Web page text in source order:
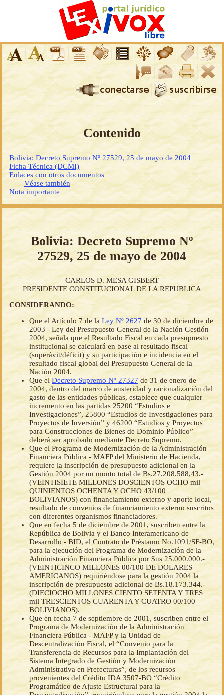
Contenido
Bolivia: Decreto Supremo Nº 27529, 25 de mayo de 2004
Ficha Técnica (DCMI)
Enlaces con otros documentos
Véase también
Nota importante
Bolivia: Decreto Supremo Nº
27529, 25 de mayo de 2004
CARLOS D. MESA GISBERT
PRESIDENTE CONSTITUCIONAL DE LA REPUBLICA
CONSIDERANDO:
Que el Artículo 7 de la Ley Nº 2627 de 30 de diciembre de
2003 - Ley del Presupuesto General de la Nación Gestión
2004, señala que el Resultado Fiscal en cada presupuesto
institucional se calculará en base al resultado fiscal
(superávit/déficit) y su participación e incidencia en el
resultado fiscal global del Presupuesto General de la
Nación 2004.
Que el Decreto Supremo Nº 27327 de 31 de enero de
2004, dentro del marco de austeridad y racionalización del
gasto de las entidades públicas, establece que cualquier
incremento en las partidas 25200 “Estudios e
Investigaciones”, 25800 “Estudios de Investigaciones para
Proyectos de Inversión” y 46200 “Estudios y Proyectos
para Construcciones de Bienes de Dominio Público”
deberá ser aprobado mediante Decreto Supremo.
Que el Programa de Modernización de la Administración
Financiera Pública - MAFP del Ministerio de Hacienda,
requiere la inscripción de presupuesto adicional en la
Gestión 2004 por un monto total de Bs.27.208.588,43.-
(VEINTISIETE MILLONES DOSCIENTOS OCHO mil
QUINIENTOS OCHENTA Y OCHO 43/100
BOLIVIANOS) con financiamiento externo y aporte local,
resultado de convenios de financiamiento externo suscritos
con diferentes organismos financiadores.
Que en fecha 5 de diciembre de 2001, suscriben entre la
República de Bolivia y el Banco Interamericano de
Desarrollo - BID, el Contrato de Préstamo No.1091/SF-BO,
para la ejecución del Programa de Modernización de la
Administración Financiera Pública por $us 25.000.000.-
(VEINTICINCO MILLONES 00/100 DE DOLARES
AMERICANOS) requiriéndose para la gestión 2004 la
inscripción de presupuesto adicional de Bs.18.173.344.-
(DIECIOCHO MILLONES CIENTO SETENTA Y TRES
mil TRESCIENTOS CUARENTA Y CUATRO 00/100
BOLIVIANOS).
Que en fecha 7 de septiembre de 2001, suscriben entre el
Programa de Modernización de la Administración
Financiera Pública - MAFP y la Unidad de
Descentralización Fiscal, el “Convenio para la
Transferencia de Recursos para la Implantación del
Sistema Integrado de Gestión y Modernización
Administrativa en Prefecturas”, de los recursos
provenientes del Crédito IDA 3507-BO “Crédito
Programático de Ajuste Estructural para la